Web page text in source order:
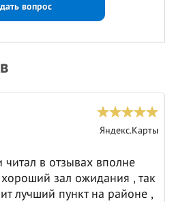
вопрос
Яндекс.Карты
читал в отзывах вполне
зал ожидания , так
лучший пункт на районе ,